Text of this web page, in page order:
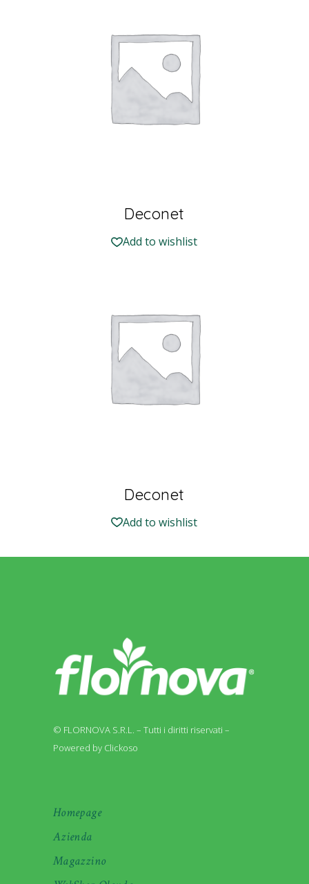
Deconet
Add to wishlist
Deconet
Add to wishlist
© FLORNOVA S.R.L. – Tutti i diritti riservati –
Powered by Clickoso
Homepage
Azienda
Magazzino